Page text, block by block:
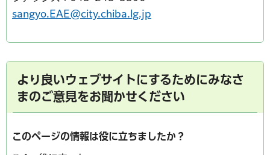
sangyo.EAE@city.chiba.lg.jp
より良いウェブサイトにするためにみなさ
まのご意見をお聞かせください
このページの情報は役に立ちましたか？